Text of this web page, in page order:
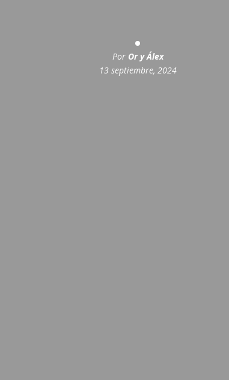
Por Or y Álex
13 septiembre, 2024